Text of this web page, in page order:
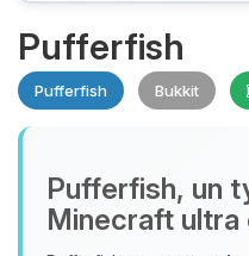
Pufferfish
Pufferfish Bukkit
Pufferfish, un
Minecraft ultra
Youpi, enfin